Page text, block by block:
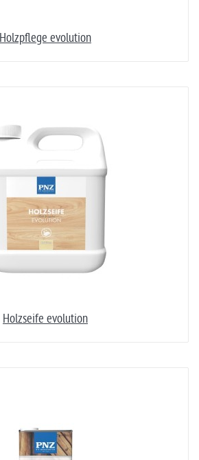
Holzpflege evolution
Holzseife evolution